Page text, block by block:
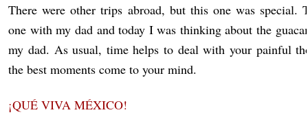
There were other trips abroad, but this one was special.
one with my dad and today I was thinking about the
my dad. As usual, time helps to deal with your painful
the best moments come to your mind.
¡QUÉ VIVA MÉXICO!